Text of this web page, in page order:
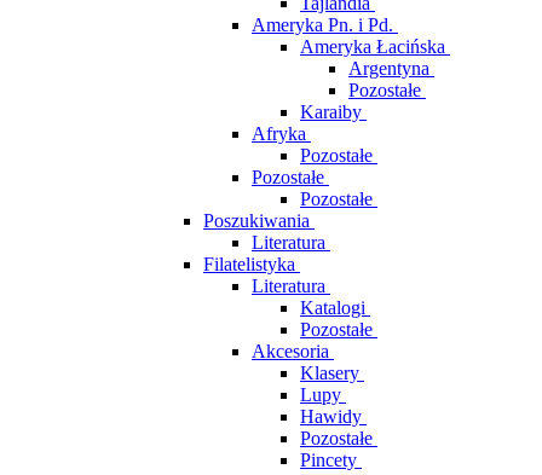
Ameryka Pn. i Pd.
Ameryka Łacińska
Argentyna
Pozostałe
Karaiby
Afryka
Pozostałe
Pozostałe
Pozostałe
Poszukiwania
Literatura
Filatelistyka
Literatura
Katalogi
Pozostałe
Akcesoria
Klasery
Lupy
Hawidy
Pozostałe
Pincety